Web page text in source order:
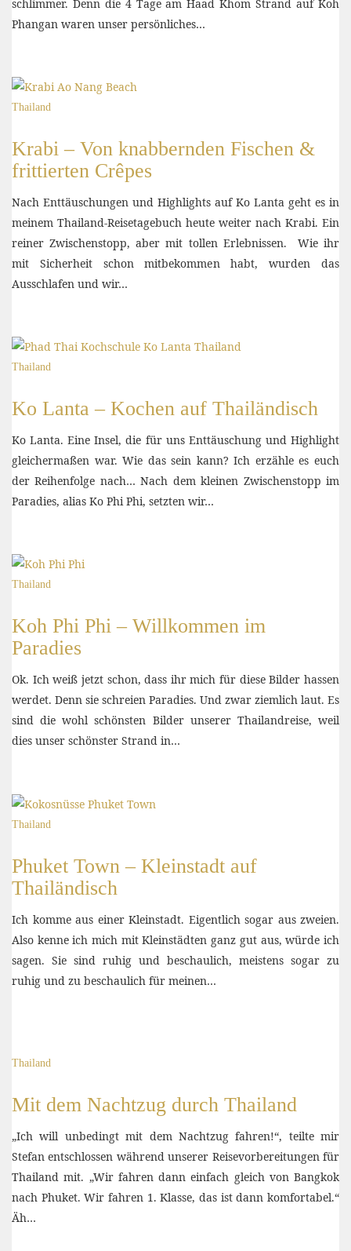
schlimmer. Denn die 4 Tage am Haad Khom Strand auf Koh
Phangan waren unser persönliches…
Thailand
Krabi – Von knabbernden Fischen &
frittierten Crêpes
Nach Enttäuschungen und Highlights auf Ko Lanta geht es in
meinem Thailand-Reisetagebuch heute weiter nach Krabi. Ein
reiner Zwischenstopp, aber mit tollen Erlebnissen. Wie ihr
mit Sicherheit schon mitbekommen habt, wurden das
Ausschlafen und wir…
Thailand
Ko Lanta – Kochen auf Thailändisch
Ko Lanta. Eine Insel, die für uns Enttäuschung und Highlight
gleichermaßen war. Wie das sein kann? Ich erzähle es euch
der Reihenfolge nach… Nach dem kleinen Zwischenstopp im
Paradies, alias Ko Phi Phi, setzten wir…
Thailand
Koh Phi Phi – Willkommen im
Paradies
Ok. Ich weiß jetzt schon, dass ihr mich für diese Bilder hassen
werdet. Denn sie schreien Paradies. Und zwar ziemlich laut. Es
sind die wohl schönsten Bilder unserer Thailandreise, weil
dies unser schönster Strand in…
Thailand
Phuket Town – Kleinstadt auf
Thailändisch
Ich komme aus einer Kleinstadt. Eigentlich sogar aus zweien.
Also kenne ich mich mit Kleinstädten ganz gut aus, würde ich
sagen. Sie sind ruhig und beschaulich, meistens sogar zu
ruhig und zu beschaulich für meinen…
Thailand
Mit dem Nachtzug durch Thailand
„Ich will unbedingt mit dem Nachtzug fahren!“, teilte mir
Stefan entschlossen während unserer Reisevorbereitungen für
Thailand mit. „Wir fahren dann einfach gleich von Bangkok
nach Phuket. Wir fahren 1. Klasse, das ist dann komfortabel.“
Äh…